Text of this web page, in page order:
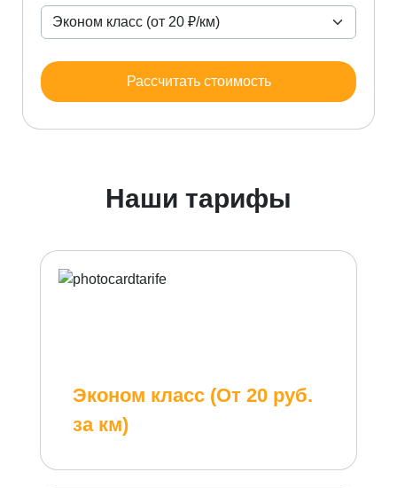
Рассчитать стоимость
Наши тарифы
Эконом класс (От 20 руб.
за км)